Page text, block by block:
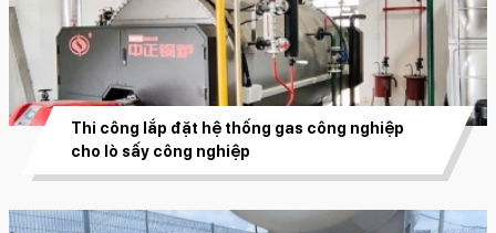
Thi công lắp đặt hệ thống gas công nghiệp
cho lò sấy công nghiệp